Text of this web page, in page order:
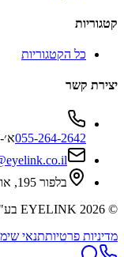
קטגוריות
כל הקטגוריות
יצירת קשר
055-264-2642א׳-ה׳:
בלפור 195, אור עקיבא
©
2026 EYELINK בע"מ
מדיניות פרטיותתנאי